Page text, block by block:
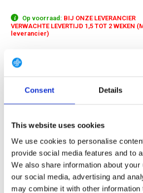
Consent Details
This website uses cookies
We use cookies to personalise
provide social media features and to
We also share information about
our social media, advertising and
may combine it with other information
Op voorraad: BIJ ONZE LEVERANCIER
VERWACHTE LEVERTIJD 1,5 TOT 2
leverancier)
people and for one- to three-day trips....
GRATIS LEVERING VANAF € 100
14 DAGEN RETOURTERMIJN
Productomschrijving